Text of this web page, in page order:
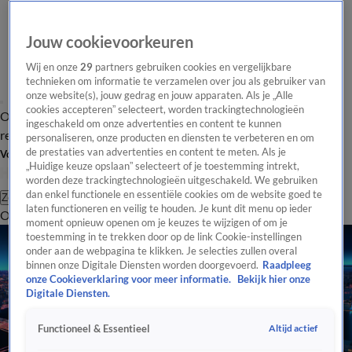
Overzicht Laatste nieuws Regionieuws Het beste van Hart
Tip de
redactie
Volg Hart van Nederland
Zoeken
OverzichtRegioUitzendingenWeerTip de redactiePanelVideo's
Jouw cookievoorkeuren
Wij en onze29 partners gebruiken cookies en vergelijkbare
technieken om informatie te verzamelen over jou als gebruiker van
onze website(s), jouw gedrag en jouw apparaten. Als je „Alle
cookies accepteren” selecteert, worden trackingtechnologieën
ingeschakeld om onze advertenties en content te kunnen
personaliseren, onze producten en diensten te verbeteren en om
de prestaties van advertenties en content te meten. Als je
„Huidige keuze opslaan” selecteert of je toestemming intrekt,
worden deze trackingtechnologieën uitgeschakeld. We gebruiken
dan enkel functionele en essentiële cookies om de website goed te
laten functioneren en veilig te houden. Je kunt dit menu op ieder
moment opnieuw openen om je keuzes te wijzigen of om je
toestemming in te trekken door op de link Cookie-instellingen
onder aan de webpagina te klikken. Je selecties zullen overal
binnen onze Digitale Diensten worden doorgevoerd. Raadpleeg
onze Cookieverklaring voor meer informatie.
Bekijk hier onze
Digitale Diensten.
Functioneel & Essentieel Altijd actief